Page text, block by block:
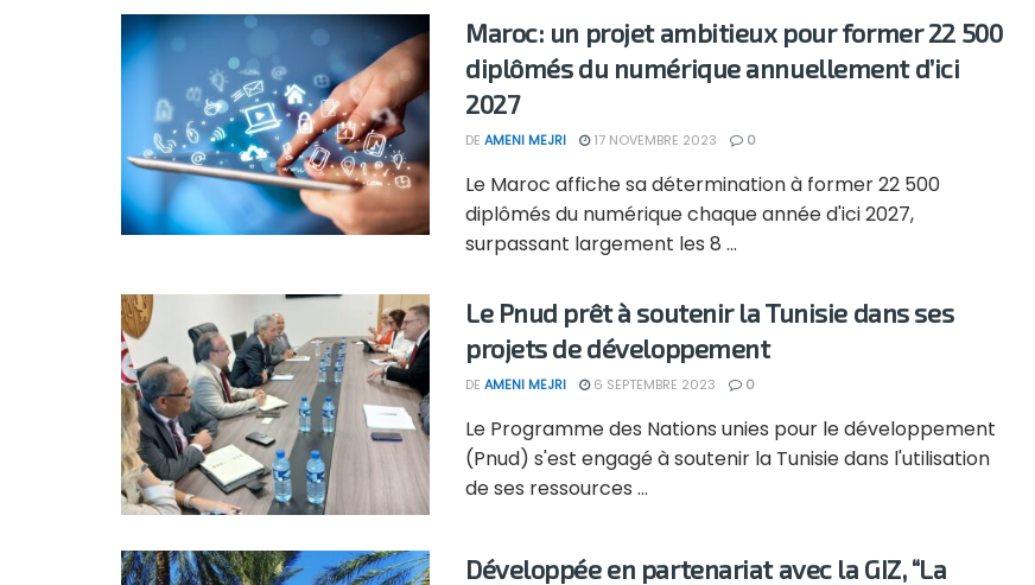
Maroc: un projet ambitieux pour former 22 500
diplômés du numérique annuellement d’ici
2027
DE AMENI MEJRI 17 NOVEMBRE 2023 0
Le Maroc affiche sa détermination à former 22 500
diplômés du numérique chaque année d'ici 2027,
surpassant largement les 8 ...
Le Pnud prêt à soutenir la Tunisie dans ses
projets de développement
DE AMENI MEJRI 6 SEPTEMBRE 2023 0
Le Programme des Nations unies pour le développement
(Pnud) s'est engagé à soutenir la Tunisie dans l'utilisation
de ses ressources ...
Développée en partenariat avec la GIZ, “La